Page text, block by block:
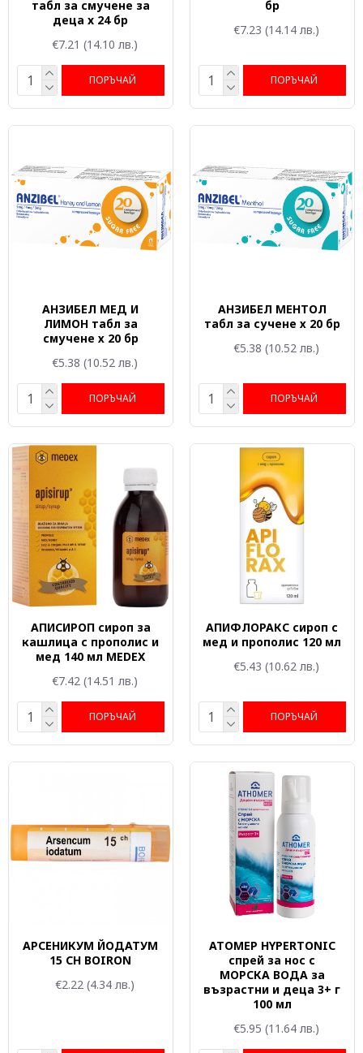
табл за смучене за
деца x 24 бр
€7.21 (14.10 лв.)
ПОРЪЧАЙ
бр
€7.23 (14.14 лв.)
ПОРЪЧАЙ
АНЗИБЕЛ МЕД И
ЛИМОН табл за
смучене х 20 бр
€5.38 (10.52 лв.)
ПОРЪЧАЙ
АНЗИБЕЛ МЕНТОЛ
табл за сучене х 20 бр
€5.38 (10.52 лв.)
ПОРЪЧАЙ
АПИСИРОП сироп за
кашлица с прополис и
мед 140 мл MEDEX
€7.42 (14.51 лв.)
ПОРЪЧАЙ
АПИФЛОРАКС сироп с
мед и прополис 120 мл
€5.43 (10.62 лв.)
ПОРЪЧАЙ
АРСЕНИКУМ ЙОДАТУМ
15 CH BOIRON
€2.22 (4.34 лв.)
АТОМЕР HYPERTONIC
спрей за нос с
МОРСКА ВОДА за
възрастни и деца 3+ г
100 мл
€5.95 (11.64 лв.)